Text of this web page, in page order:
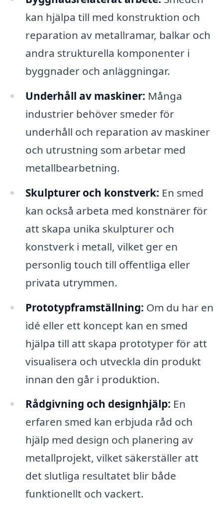
kan hjälpa till med konstruktion och
reparation av metallramar, balkar och
andra strukturella komponenter i
byggnader och anläggningar.
Underhåll av maskiner: Många
industrier behöver smeder för
underhåll och reparation av maskiner
och utrustning som arbetar med
metallbearbetning.
Skulpturer och konstverk: En smed
kan också arbeta med konstnärer för
att skapa unika skulpturer och
konstverk i metall, vilket ger en
personlig touch till offentliga eller
privata utrymmen.
Prototypframställning: Om du har en
idé eller ett koncept kan en smed
hjälpa till att skapa prototyper för att
visualisera och utveckla din produkt
innan den går i produktion.
Rådgivning och designhjälp: En
erfaren smed kan erbjuda råd och
hjälp med design och planering av
metallprojekt, vilket säkerställer att
det slutliga resultatet blir både
funktionellt och vackert.